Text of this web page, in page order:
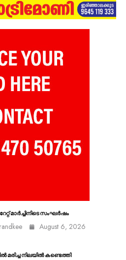
മാർച്ചിനിടെ സംഘർഷം
August 6, 2026
മരിച്ച നിലയിൽ കണ്ടെത്തി